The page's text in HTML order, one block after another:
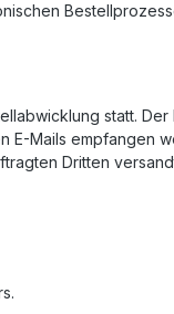
statt.
Mails empfangen
Dritten